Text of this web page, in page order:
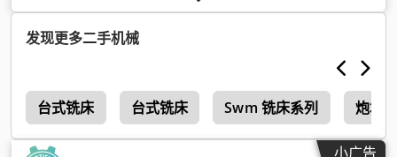
发现更多二手机械
台式铣床 台式铣床 Swm 铣床系列 炮塔
小广告